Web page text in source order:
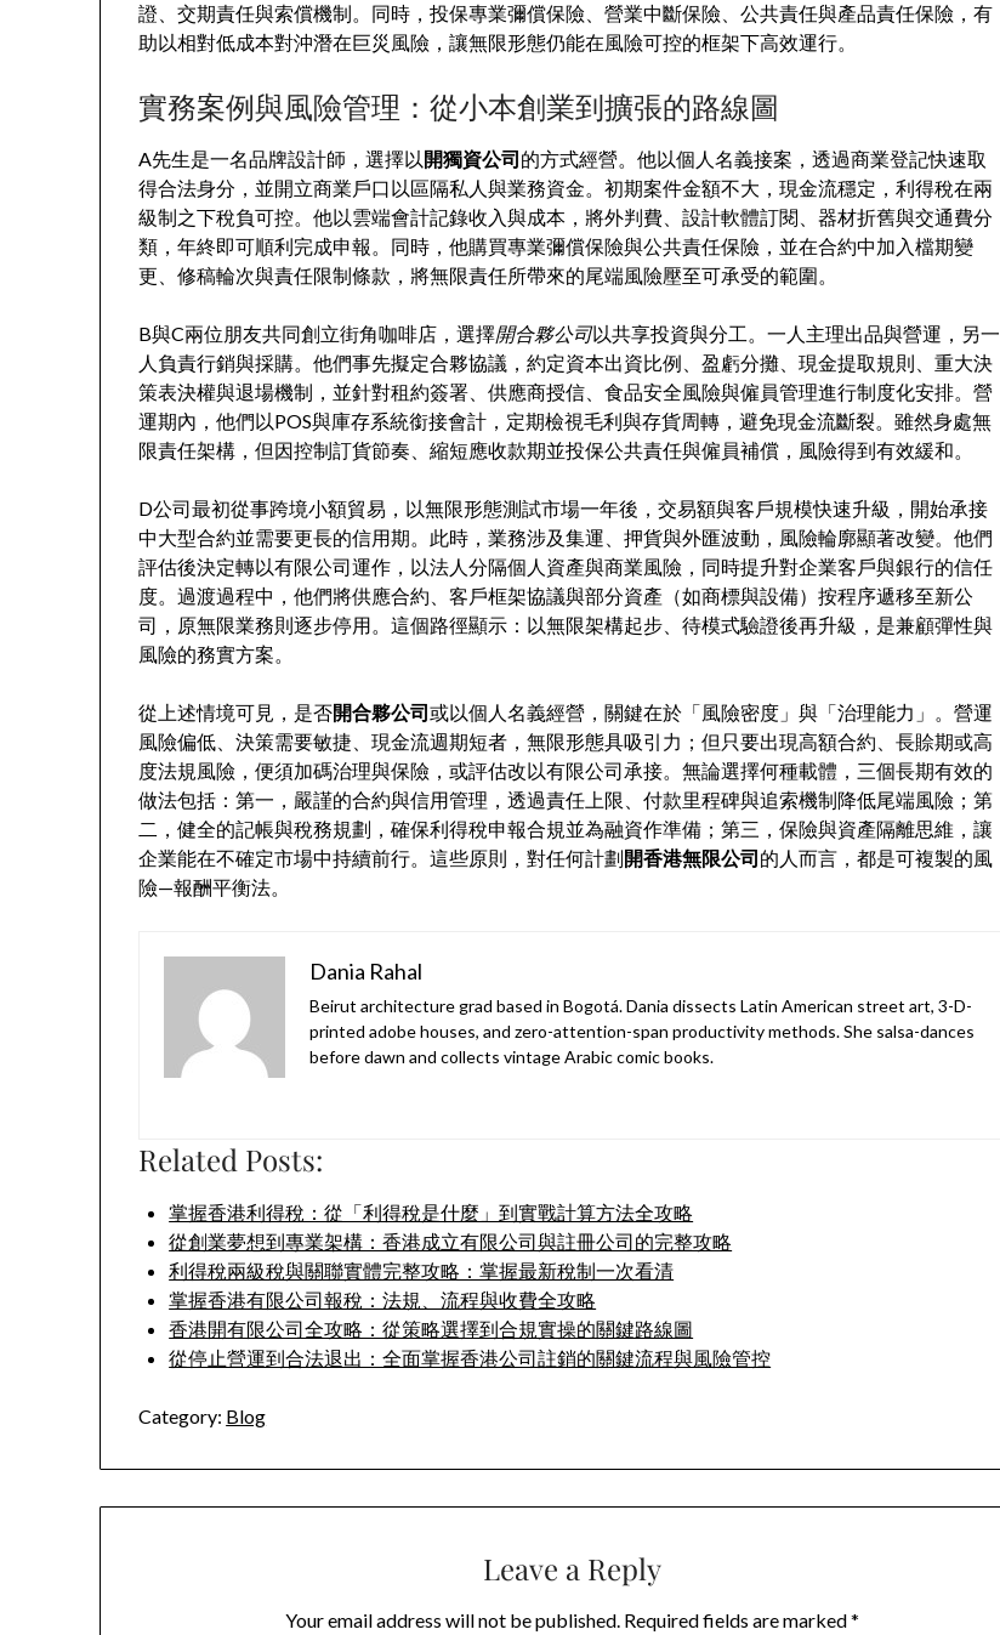
證、交期責任與索償機制。同時，投保專業彌償保險、營業中斷保險、公共責任與產品責任保險，有
助以相對低成本對沖潛在巨災風險，讓無限形態仍能在風險可控的框架下高效運行。
實務案例與風險管理：從小本創業到擴張的路線圖
A先生是一名品牌設計師，選擇以開獨資公司的方式經營。他以個人名義接案，透過商業登記快速取
得合法身分，並開立商業戶口以區隔私人與業務資金。初期案件金額不大，現金流穩定，利得稅在兩
級制之下稅負可控。他以雲端會計記錄收入與成本，將外判費、設計軟體訂閱、器材折舊與交通費分
類，年終即可順利完成申報。同時，他購買專業彌償保險與公共責任保險，並在合約中加入檔期變
更、修稿輪次與責任限制條款，將無限責任所帶來的尾端風險壓至可承受的範圍。
B與C兩位朋友共同創立街角咖啡店，選擇開合夥公司以共享投資與分工。一人主理出品與營運，另一
人負責行銷與採購。他們事先擬定合夥協議，約定資本出資比例、盈虧分攤、現金提取規則、重大決
策表決權與退場機制，並針對租約簽署、供應商授信、食品安全風險與僱員管理進行制度化安排。營
運期內，他們以POS與庫存系統銜接會計，定期檢視毛利與存貨周轉，避免現金流斷裂。雖然身處無
限責任架構，但因控制訂貨節奏、縮短應收款期並投保公共責任與僱員補償，風險得到有效緩和。
D公司最初從事跨境小額貿易，以無限形態測試市場一年後，交易額與客戶規模快速升級，開始承接
中大型合約並需要更長的信用期。此時，業務涉及集運、押貨與外匯波動，風險輪廓顯著改變。他們
評估後決定轉以有限公司運作，以法人分隔個人資產與商業風險，同時提升對企業客戶與銀行的信任
度。過渡過程中，他們將供應合約、客戶框架協議與部分資產（如商標與設備）按程序遞移至新公
司，原無限業務則逐步停用。這個路徑顯示：以無限架構起步、待模式驗證後再升級，是兼顧彈性與
風險的務實方案。
從上述情境可見，是否開合夥公司或以個人名義經營，關鍵在於「風險密度」與「治理能力」。營運
風險偏低、決策需要敏捷、現金流週期短者，無限形態具吸引力；但只要出現高額合約、長賒期或高
度法規風險，便須加碼治理與保險，或評估改以有限公司承接。無論選擇何種載體，三個長期有效的
做法包括：第一，嚴謹的合約與信用管理，透過責任上限、付款里程碑與追索機制降低尾端風險；第
二，健全的記帳與稅務規劃，確保利得稅申報合規並為融資作準備；第三，保險與資產隔離思維，讓
企業能在不確定市場中持續前行。這些原則，對任何計劃開香港無限公司的人而言，都是可複製的風
險—報酬平衡法。
Dania Rahal
Beirut architecture grad based in Bogotá. Dania dissects Latin American street art, 3-D-
printed adobe houses, and zero-attention-span productivity methods. She salsa-dances
before dawn and collects vintage Arabic comic books.
Related Posts:
掌握香港利得稅：從「利得稅是什麼」到實戰計算方法全攻略
從創業夢想到專業架構：香港成立有限公司與註冊公司的完整攻略
利得稅兩級稅與關聯實體完整攻略：掌握最新稅制一次看清
掌握香港有限公司報稅：法規、流程與收費全攻略
香港開有限公司全攻略：從策略選擇到合規實操的關鍵路線圖
從停止營運到合法退出：全面掌握香港公司註銷的關鍵流程與風險管控
Category: Blog
Leave a Reply
Your email address will not be published. Required fields are marked*